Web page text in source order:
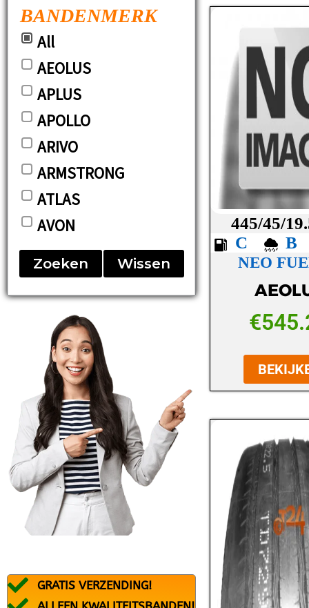
BANDENMERK
All
AEOLUS
APLUS
APOLLO
ARIVO
ARMSTRONG
ATLAS
AVON
BARUM
BF-GOODRICH
BFGOODRICH
BLACK ARROW
BRIDGESTONE
CONTINENTAL
DEBICA
DUNLOP
DURATURN
FALKEN
FEDERAL
FIREMAX
FORTUNA
Zoeken Wissen
GRATIS VERZENDING!
445/45/
C
B
NEO
€